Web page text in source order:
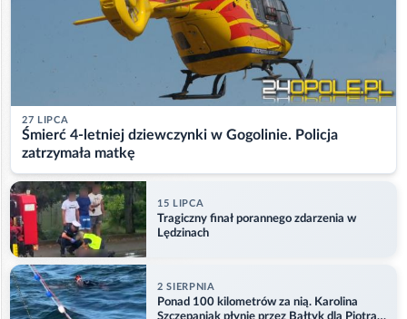
27 LIPCA
Śmierć 4-letniej dziewczynki w Gogolinie. Policja
zatrzymała matkę
15 LIPCA
Tragiczny finał porannego zdarzenia w
Lędzinach
2 SIERPNIA
Ponad 100 kilometrów za nią. Karolina